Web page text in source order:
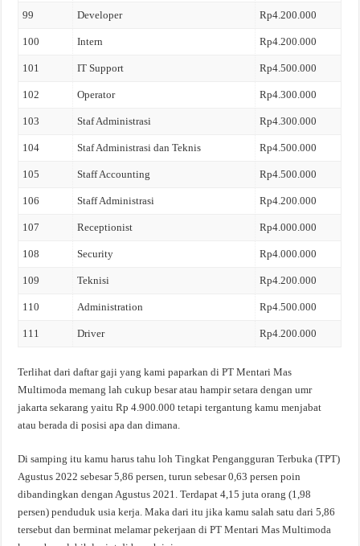
99 Developer Rp4.200.000
100 Intern Rp4.200.000
101 IT Support Rp4.500.000
102 Operator Rp4.300.000
103 Staf Administrasi Rp4.300.000
104 Staf Administrasi dan Teknis Rp4.500.000
105 Staff Accounting Rp4.500.000
106 Staff Administrasi Rp4.200.000
107 Receptionist Rp4.000.000
108 Security Rp4.000.000
109 Teknisi Rp4.200.000
110 Administration Rp4.500.000
111 Driver Rp4.200.000
Terlihat dari daftar gaji yang kami paparkan di PT Mentari Mas
Multimoda memang lah cukup besar atau hampir setara dengan umr
jakarta sekarang yaitu Rp 4.900.000 tetapi tergantung kamu menjabat
atau berada di posisi apa dan dimana.
Di samping itu kamu harus tahu loh Tingkat Pengangguran Terbuka (TPT)
Agustus 2022 sebesar 5,86 persen, turun sebesar 0,63 persen poin
dibandingkan dengan Agustus 2021. Terdapat 4,15 juta orang (1,98
persen) penduduk usia kerja. Maka dari itu jika kamu salah satu dari 5,86
tersebut dan berminat melamar pekerjaan di PT Mentari Mas Multimoda